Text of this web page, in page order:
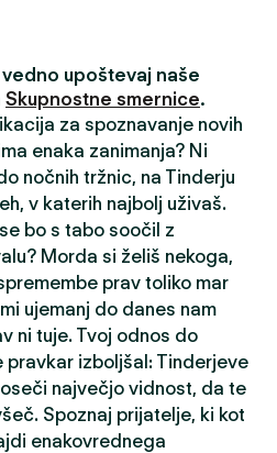
upoštevaj naše
Skupnostne smernice.
za spoznavanje novih
enaka zanimanja? Ni
nočnih tržnic, na Tinderju
v katerih najbolj uživaš.
bo s tabo soočil z
Morda si želiš nekoga,
prav toliko mar
ujemanj do danes nam
ni tuje. Tvoj odnos do
pravkar izboljšal: Tinderjeve
največjo vidnost, da te
Spoznaj prijatelje, ki kot
enakovrednega